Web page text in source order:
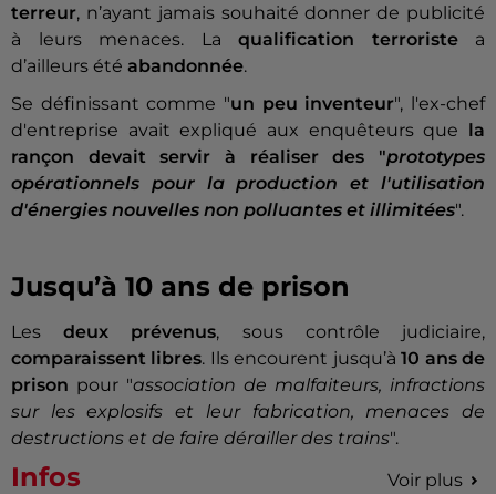
terreur, n’ayant jamais souhaité donner de publicité
à leurs menaces. La qualification terroristea
d’ailleurs été abandonnée.
Se définissant comme "un peu inventeur", l'ex-chef
d'entreprise avait expliqué aux enquêteurs que la
rançon devait servir à réaliser des "prototypes
opérationnels pour la production et l'utilisation
d'énergies nouvelles non polluantes et illimitées".
Jusqu’à 10 ans de prison
Lesdeux prévenus, sous contrôle judiciaire,
comparaissent libres. Ils encourent jusqu’à10 ans de
prison pour "association de malfaiteurs, infractions
sur les explosifs et leur fabrication, menaces de
destructions et de faire dérailler des trains".
Infos Voir plus